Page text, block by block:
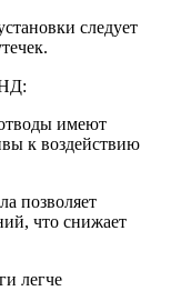
следует
имеют
к воздействию
позволяет
что снижает
легче